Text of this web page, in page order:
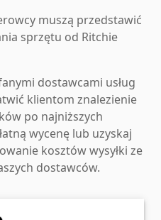
muszą przedstawić
sprzętu od Ritchie
dostawcami usług
klientom znalezienie
po najniższych
wycenę lub uzyskaj
kosztów wysyłki ze
dostawców.